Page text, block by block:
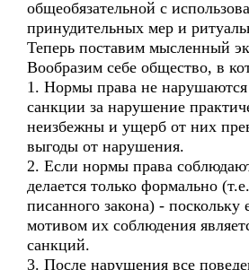
общеобязательной с
принудительных мер и
Теперь поставим мысленный
Вообразим себе общество, в
1. Нормы права не нарушаются
санкции за нарушение
неизбежны и ущерб от них
выгоды от нарушения.
2. Если нормы права
делается только формально
писанного закона) -
мотивом их соблюдения
санкций.
3. После нарушения все